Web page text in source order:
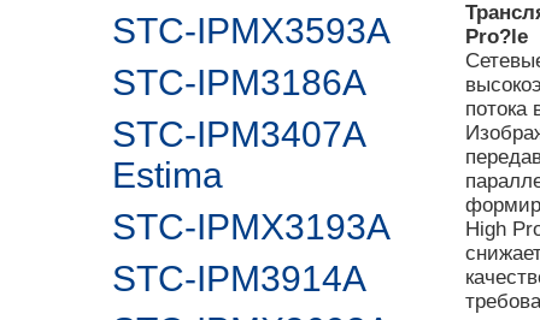
STC-IPMX3593A
STC-IPM3186A
STC-IPM3407A
Estima
STC-IPMX3193A
STC-IPM3914A
Pro?le
потока
High